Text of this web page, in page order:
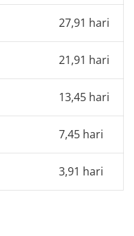
27,91 hari
21,91 hari
13,45 hari
7,45 hari
3,91 hari